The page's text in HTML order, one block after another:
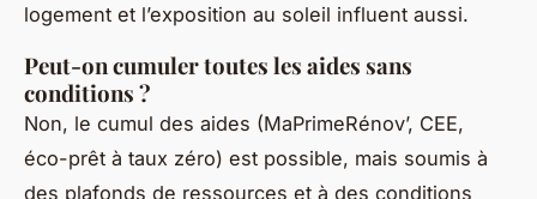
logement et l’exposition au soleil influent aussi.
Peut-on cumuler toutes les aides sans
conditions ?
Non, le cumul des aides (MaPrimeRénov’, CEE,
éco-prêt à taux zéro) est possible, mais soumis à
des plafonds de ressources et à des conditions